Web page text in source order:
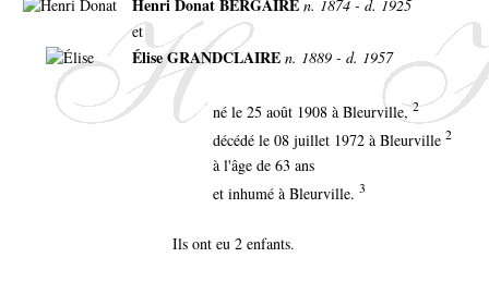
Henri Donat BERGAIRE n. 1874 - d. 1925
et
Élise GRANDCLAIRE n. 1889 - d. 1957
né le 25 août 1908 à Bleurville,2
décédé le 08 juillet 1972 à Bleurville 2
à l'âge de 63 ans
et inhumé à Bleurville. 3
Ils ont eu 2 enfants.